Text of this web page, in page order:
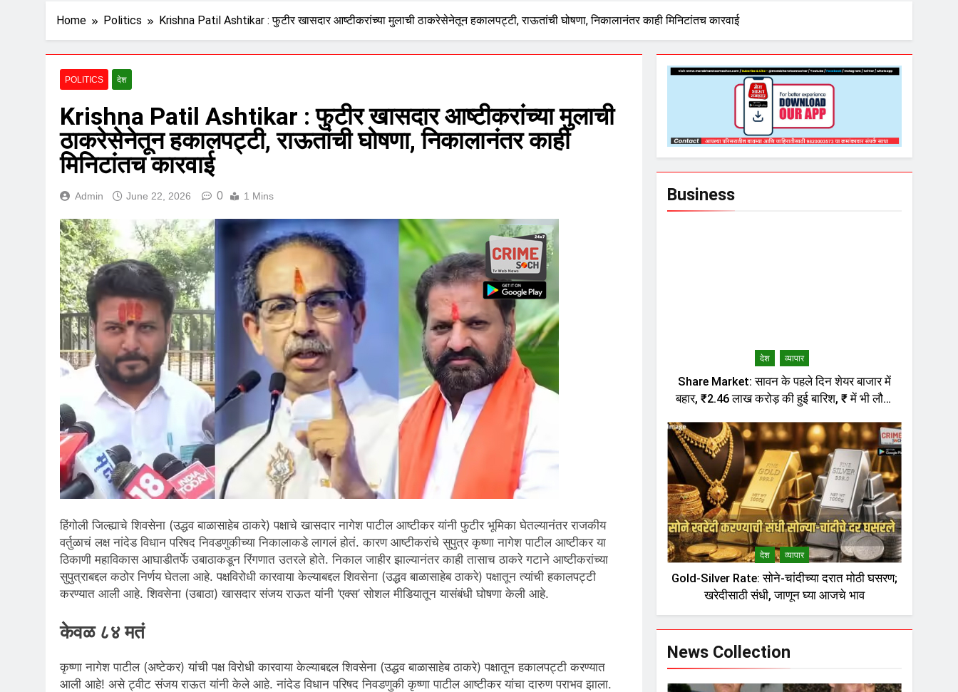
Home Politics Krishna Patil Ashtikar : फुटीर खासदार आष्टीकरांच्या मुलाची ठाकरेसेनेतून हकालपट्टी, राऊतांची घोषणा, निकालानंतर काही मिनिटांतच कारवाई
POLITICS देश
Krishna Patil Ashtikar : फुटीर खासदार आष्टीकरांच्या मुलाची
ठाकरेसेनेतून हकालपट्टी, राऊतांची घोषणा, निकालानंतर काही
मिनिटांतच कारवाई
Admin June 22, 2026 0 1 Mins
हिंगोली जिल्ह्याचे शिवसेना (उद्धव बाळासाहेब ठाकरे) पक्षाचे खासदार नागेश पाटील आष्टीकर यांनी फुटीर भूमिका घेतल्यानंतर राजकीय
वर्तुळाचं लक्ष नांदेड विधान परिषद निवडणुकीच्या निकालाकडे लागलं होतं. कारण आष्टीकरांचे सुपुत्र कृष्णा नागेश पाटील आष्टीकर या
ठिकाणी महाविकास आघाडीतर्फे उबाठाकडून रिंगणात उतरले होते. निकाल जाहीर झाल्यानंतर काही तासाच ठाकरे गटाने आष्टीकरांच्या
सुपुत्राबद्दल कठोर निर्णय घेतला आहे. पक्षविरोधी कारवाया केल्याबद्दल शिवसेना (उद्धव बाळासाहेब ठाकरे) पक्षातून त्यांची हकालपट्टी
करण्यात आली आहे. शिवसेना (उबाठा) खासदार संजय राऊत यांनी ‘एक्स’ सोशल मीडियातून यासंबंधी घोषणा केली आहे.
केवळ ८४ मतं
कृष्णा नागेश पाटील (अष्टेकर) यांची पक्ष विरोधी कारवाया केल्याबद्दल शिवसेना (उद्धव बाळासाहेब ठाकरे) पक्षातून हकालपट्टी करण्यात
आली आहे! असे ट्वीट संजय राऊत यांनी केले आहे. नांदेड विधान परिषद निवडणुकी कृष्णा पाटील आष्टीकर यांचा दारुण पराभव झाला.
Business
देश व्यापार
Share Market: सावन के पहले दिन शेयर बाजार में
बहार, ₹2.46 लाख करोड़ की हुई बारिश, ₹ में भी लौटी
देश व्यापार
Gold-Silver Rate: सोने-चांदीच्या दरात मोठी घसरण;
खरेदीसाठी संधी, जाणून घ्या आजचे भाव
News Collection